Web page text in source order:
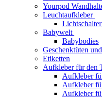
Yourpod
Leuchtaufkleber
Babywelt
Babybodies
Geschenktüten
Etiketten
Aufkleber für den
Aufkleber
Aufkleber
Aufkleber